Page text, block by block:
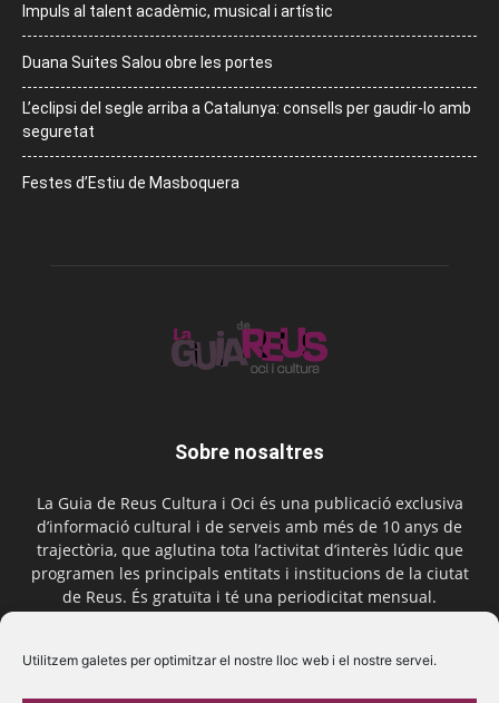
Utilitzem galetes per optimitzar el nostre lloc web i el nostre servei.
Impuls al talent acadèmic, musical i artístic
Duana Suites Salou obre les portes
L’eclipsi del segle arriba a Catalunya: consells per gaudir-lo amb
seguretat
Festes d’Estiu de Masboquera
Sobre nosaltres
La Guia de Reus Cultura i Oci és una publicació exclusiva
d’informació cultural i de serveis amb més de 10 anys de
trajectòria, que aglutina tota l’activitat d’interès lúdic que
programen les principals entitats i institucions de la ciutat
de Reus. És gratuïta i té una periodicitat mensual.